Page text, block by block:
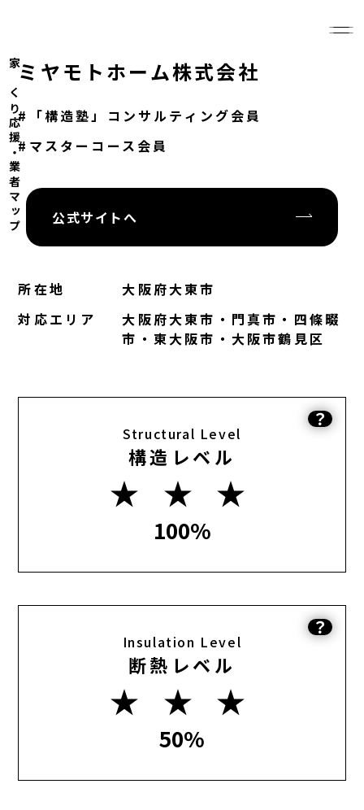
家づくり応援・業者マップミヤモトホーム株式会社
「構造塾」コンサルティング会員
マスターコース会員
公式サイトへ
所在地
大阪府大東市
対応エリア
大阪府大東市・門真市・四條畷
市・東大阪市・大阪市鶴見区
Structural Level
構造レベル
★ ★ ★
100%
？
Insulation Level
断熱レベル
★ ★ ★
50%
？